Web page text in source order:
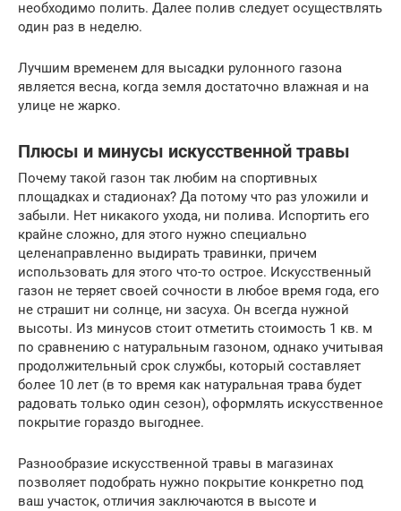
необходимо полить. Далее полив следует осуществлять
один раз в неделю.
Лучшим временем для высадки рулонного газона
является весна, когда земля достаточно влажная и на
улице не жарко.
Плюсы и минусы искусственной травы
Почему такой газон так любим на спортивных
площадках и стадионах? Да потому что раз уложили и
забыли. Нет никакого ухода, ни полива. Испортить его
крайне сложно, для этого нужно специально
целенаправленно выдирать травинки, причем
использовать для этого что-то острое. Искусственный
газон не теряет своей сочности в любое время года, его
не страшит ни солнце, ни засуха. Он всегда нужной
высоты. Из минусов стоит отметить стоимость 1 кв. м
по сравнению с натуральным газоном, однако учитывая
продолжительный срок службы, который составляет
более 10 лет (в то время как натуральная трава будет
радовать только один сезон), оформлять искусственное
покрытие гораздо выгоднее.
Разнообразие искусственной травы в магазинах
позволяет подобрать нужно покрытие конкретно под
ваш участок, отличия заключаются в высоте и